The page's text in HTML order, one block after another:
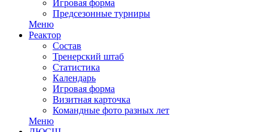
Игровая форма
Предсезонные турниры
Меню
Реактор
Состав
Тренерский штаб
Статистика
Календарь
Игровая форма
Визитная карточка
Командные фото разных лет
Меню